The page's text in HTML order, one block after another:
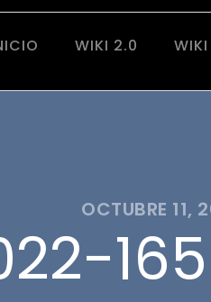
WIKI 2.0 WIKI
OCTUBRE 11,